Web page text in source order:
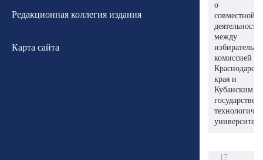
Редакционная коллегия издания
Карта сайта
о
совместной
деятельности
между
комиссией
края и
Кубанским
17